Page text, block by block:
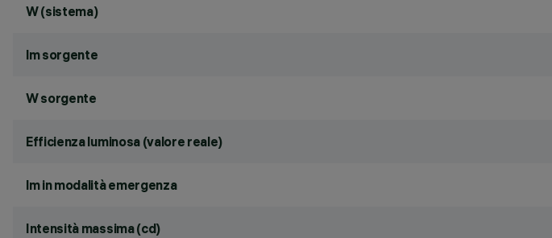
W (sistema)
lm sorgente
W sorgente
Efficienza luminosa (valore reale)
lm in modalità emergenza
Intensità massima (cd)